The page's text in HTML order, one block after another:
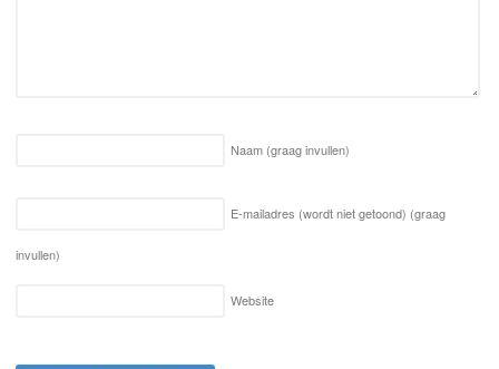
Naam (graag invullen)
E-mailadres (wordt niet getoond) (graag
invullen)
Website